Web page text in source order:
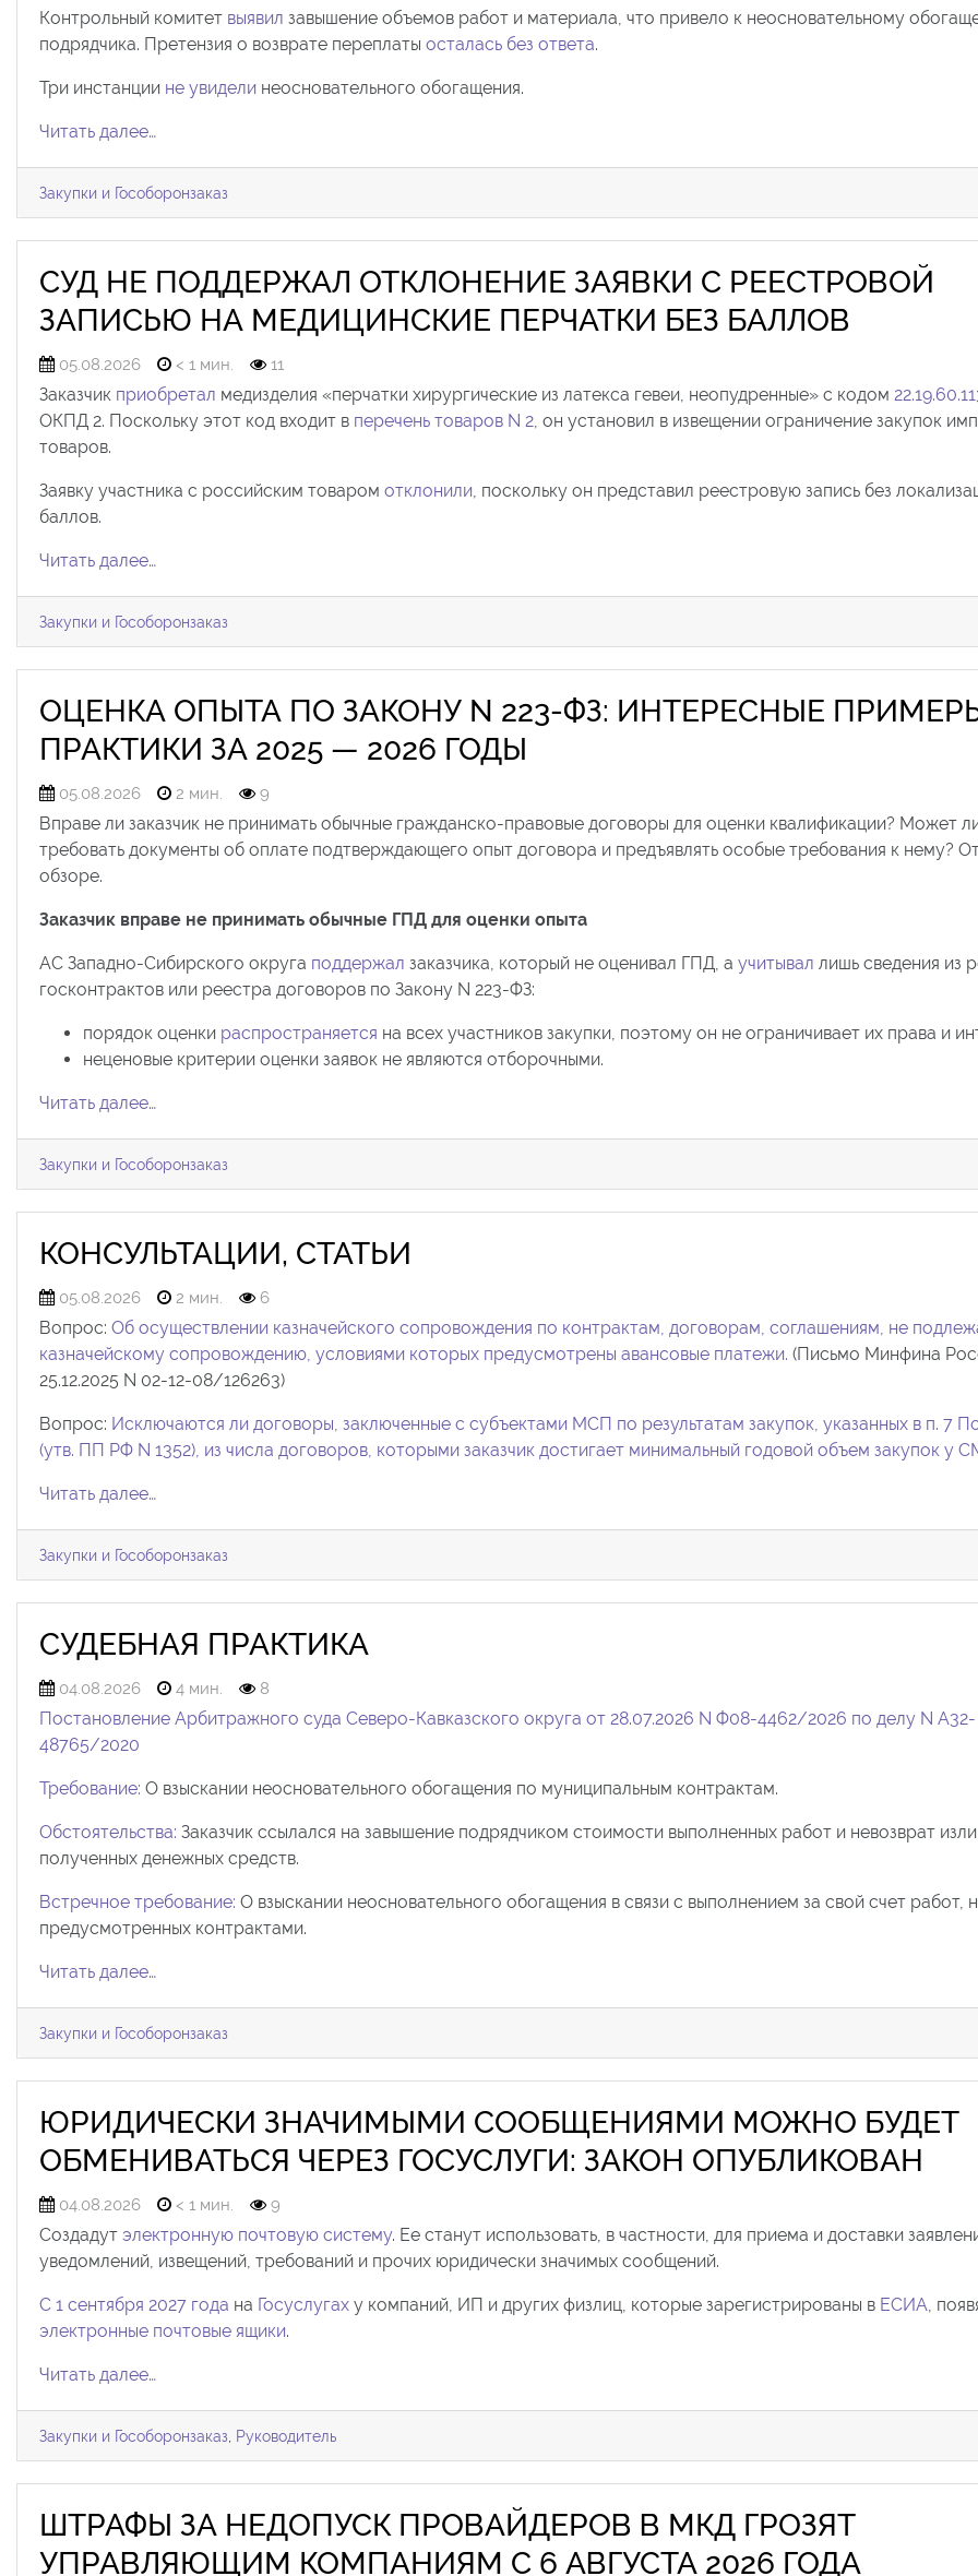
Контрольный комитет выявил завышение объемов работ и материала, что привело к неосновательному
подрядчика. Претензия о возврате переплаты осталась без ответа.
Три инстанции не увидели неосновательного обогащения.
Читать далее…
Закупки и Гособоронзаказ
СУД НЕ ПОДДЕРЖАЛ ОТКЛОНЕНИЕ ЗАЯВКИ С РЕЕСТРОВОЙ
ЗАПИСЬЮ НА МЕДИЦИНСКИЕ ПЕРЧАТКИ БЕЗ БАЛЛОВ
05.08.2026 < 1 мин. 11
Заказчик приобретал медизделия «перчатки хирургические из латекса гевеи, неопудренные» с кодом
ОКПД 2. Поскольку этот код входит в перечень товаров N 2, он установил в извещении ограничение закупок
товаров.
Заявку участника с российским товаром отклонили, поскольку он представил реестровую запись без
баллов.
Читать далее…
Закупки и Гособоронзаказ
ОЦЕНКА ОПЫТА ПО ЗАКОНУ N 223-ФЗ: ИНТЕРЕСНЫЕ
ПРАКТИКИ ЗА 2025 — 2026 ГОДЫ
05.08.2026 2 мин. 9
Вправе ли заказчик не принимать обычные гражданско-правовые договоры для оценки квалификации? Может
требовать документы об оплате подтверждающего опыт договора и предъявлять особые требования к нему?
обзоре.
Заказчик вправе не принимать обычные ГПД для оценки опыта
АС Западно-Сибирского округа поддержал заказчика, который не оценивал ГПД, а учитывал лишь сведения из
госконтрактов или реестра договоров по Закону N 223-ФЗ:
порядок оценки распространяется на всех участников закупки, поэтому он не ограничивает их права и
неценовые критерии оценки заявок не являются отборочными.
Читать далее…
Закупки и Гособоронзаказ
КОНСУЛЬТАЦИИ, СТАТЬИ
05.08.2026 2 мин. 6
Вопрос: Об осуществлении казначейского сопровождения по контрактам, договорам, соглашениям, не
казначейскому сопровождению, условиями которых предусмотрены авансовые платежи. (Письмо Минфина
25.12.2025 N 02-12-08/126263)
Вопрос: Исключаются ли договоры, заключенные с субъектами МСП по результатам закупок, указанных в п. 7
(утв. ПП РФ N 1352), из числа договоров, которыми заказчик достигает минимальный годовой объем закупок у
Читать далее…
Закупки и Гособоронзаказ
CУДЕБНАЯ ПРАКТИКА
04.08.2026 4 мин. 8
Постановление Арбитражного суда Северо-Кавказского округа от 28.07.2026 N Ф08-4462/2026 по делу N А32-
48765/2020
Требование: О взыскании неосновательного обогащения по муниципальным контрактам.
Обстоятельства: Заказчик ссылался на завышение подрядчиком стоимости выполненных работ и невозврат
полученных денежных средств.
Встречное требование: О взыскании неосновательного обогащения в связи с выполнением за свой счет работ,
предусмотренных контрактами.
Читать далее…
Закупки и Гособоронзаказ
ЮРИДИЧЕСКИ ЗНАЧИМЫМИ СООБЩЕНИЯМИ МОЖНО БУДЕТ
ОБМЕНИВАТЬСЯ ЧЕРЕЗ ГОСУСЛУГИ: ЗАКОН ОПУБЛИКОВАН
04.08.2026 < 1 мин. 9
Создадут электронную почтовую систему. Ее станут использовать, в частности, для приема и доставки
уведомлений, извещений, требований и прочих юридически значимых сообщений.
С 1 сентября 2027 года на Госуслугах у компаний, ИП и других физлиц, которые зарегистрированы в ЕСИА,
электронные почтовые ящики.
Читать далее…
Закупки и Гособоронзаказ Руководитель
ШТРАФЫ ЗА НЕДОПУСК ПРОВАЙДЕРОВ В МКД ГРОЗЯТ
УПРАВЛЯЮЩИМ КОМПАНИЯМ С 6 АВГУСТА 2026 ГОДА